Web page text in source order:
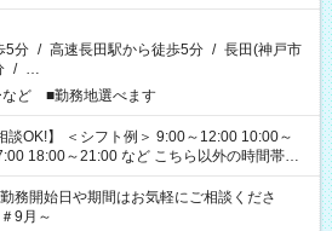
5分 / 高速長田駅から徒歩5分 / 長田(神戸市
/ …
など ■勤務地選べます
9:00～12:00 10:00～
21:00 など こちら以外の時間帯も
ださい！
開始日や期間はお気軽にご相談くださ
9月～